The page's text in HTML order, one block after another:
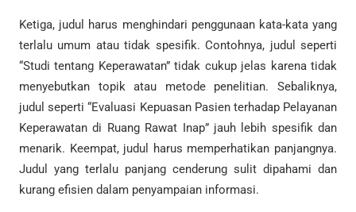
Ketiga, judul harus menghindari penggunaan kata-kata yang
terlalu umum atau tidak spesifik. Contohnya, judul seperti
“Studi tentang Keperawatan” tidak cukup jelas karena tidak
menyebutkan topik atau metode penelitian. Sebaliknya,
judul seperti “Evaluasi Kepuasan Pasien terhadap Pelayanan
Keperawatan di Ruang Rawat Inap” jauh lebih spesifik dan
menarik. Keempat, judul harus memperhatikan panjangnya.
Judul yang terlalu panjang cenderung sulit dipahami dan
kurang efisien dalam penyampaian informasi.